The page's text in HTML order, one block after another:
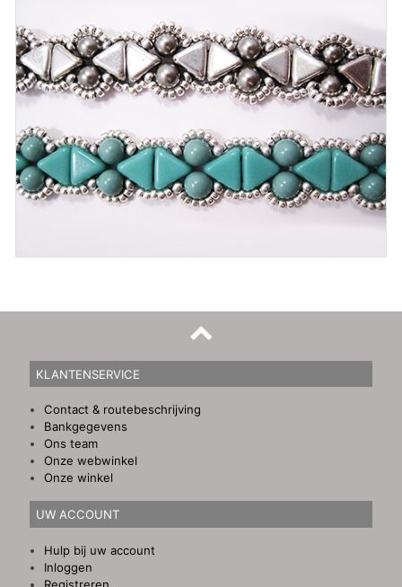
KLANTENSERVICE
Contact & routebeschrijving
Bankgegevens
Ons team
Onze webwinkel
Onze winkel
UW ACCOUNT
Hulp bij uw account
Inloggen